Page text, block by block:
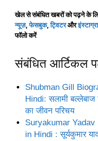
खेल से संबंधित खबरों को पढ़ने के
न्यूज़,फेसबुक,ट्विटरऔर
फॉलो करें
संबंधित आर्टिकल
Shubman Gill
Hindi: सलामी
का जीवन परिचय
Suryakumar Yadav
in Hindi : सूर्यकुमार